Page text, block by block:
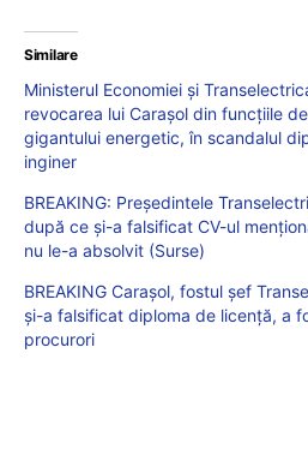
Similare
Ministerul Economiei și
revocarea lui Carașol din funcțiile
gigantului energetic, în scandalul
inginer
BREAKING: Președintele
după ce și-a falsificat CV-ul
nu le-a absolvit (Surse)
BREAKING Carașol, fostul șef
și-a falsificat diploma de licență, a
procurori